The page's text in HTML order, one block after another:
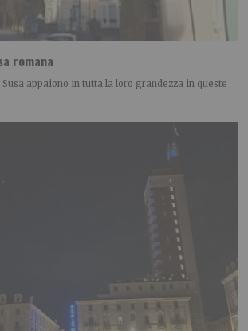
romana
appaiono in tutta la loro grandezza in queste